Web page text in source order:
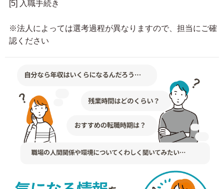
[5] 入職手続き
※法人によっては選考過程が異なりますので、担当にご確
認ください